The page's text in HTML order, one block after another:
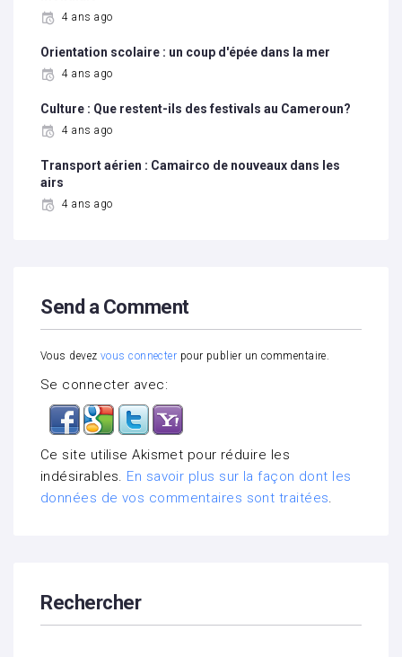
4 ans ago
Orientation scolaire : un coup d'épée dans la mer
4 ans ago
Culture : Que restent-ils des festivals au Cameroun?
4 ans ago
Transport aérien : Camairco de nouveaux dans les
airs
4 ans ago
Send a Comment
Vous devez vous connecter pour publier un commentaire.
Se connecter avec:
Ce site utilise Akismet pour réduire les
indésirables. En savoir plus sur la façon dont les
données de vos commentaires sont traitées.
Rechercher